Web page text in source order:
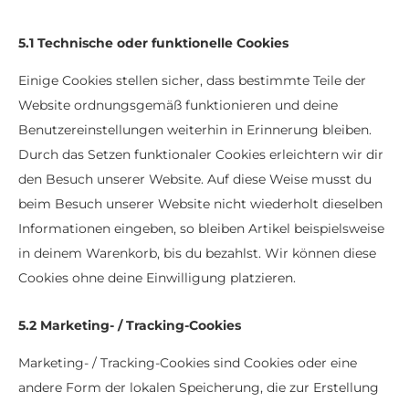
5.1 Technische oder funktionelle Cookies
Einige Cookies stellen sicher, dass bestimmte Teile der
Website ordnungsgemäß funktionieren und deine
Benutzereinstellungen weiterhin in Erinnerung bleiben.
Durch das Setzen funktionaler Cookies erleichtern wir dir
den Besuch unserer Website. Auf diese Weise musst du
beim Besuch unserer Website nicht wiederholt dieselben
Informationen eingeben, so bleiben Artikel beispielsweise
in deinem Warenkorb, bis du bezahlst. Wir können diese
Cookies ohne deine Einwilligung platzieren.
5.2 Marketing- / Tracking-Cookies
Marketing- / Tracking-Cookies sind Cookies oder eine
andere Form der lokalen Speicherung, die zur Erstellung